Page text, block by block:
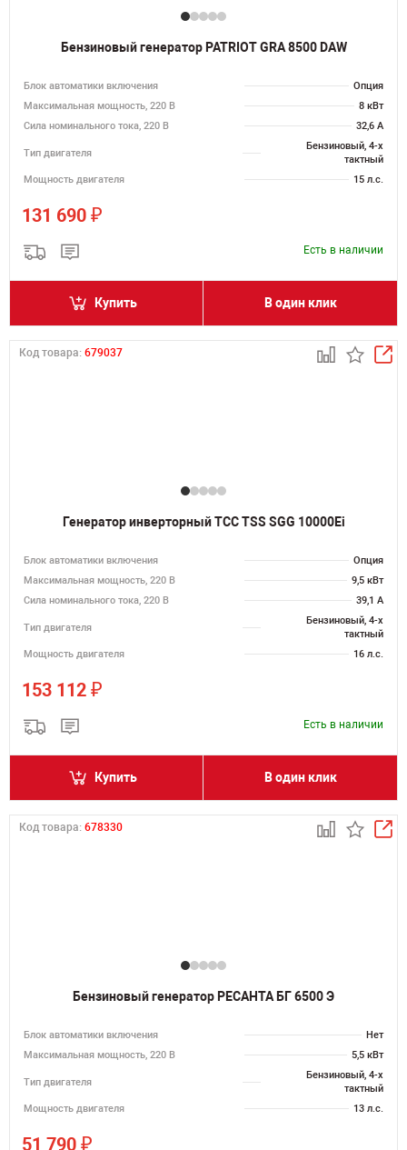
Бензиновый генератор PATRIOT GRA 8500 DAW
Блок автоматики включения
Опция
Максимальная мощность, 220 В
8 кВт
Сила номинального тока, 220 В
32,6 А
Тип двигателя
Бензиновый, 4-х
тактный
Мощность двигателя
15 л.с.
131 690 ₽
Есть в наличии
Купить В один клик
Код товара: 679037
Генератор инверторный ТСС TSS SGG 10000Ei
Блок автоматики включения
Опция
Максимальная мощность, 220 В
9,5 кВт
Сила номинального тока, 220 В
39,1 А
Тип двигателя
Бензиновый, 4-х
тактный
Мощность двигателя
16 л.с.
153 112 ₽
Есть в наличии
Купить В один клик
Код товара: 678330
Бензиновый генератор РЕСАНТА БГ 6500 Э
Блок автоматики включения
Нет
Максимальная мощность, 220 В
5,5 кВт
Тип двигателя
Бензиновый, 4-х
тактный
Мощность двигателя
13 л.с.
51 790 ₽